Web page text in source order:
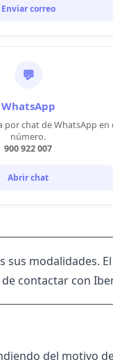
Enviar correo
💬
WhatsApp
por chat de WhatsApp en
número.
900 922 007
Abrir chat
sus modalidades.
contactar con
del motivo